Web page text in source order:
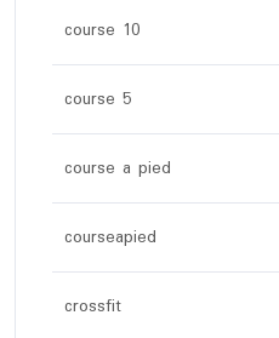
course 10
course 5
course a pied
courseapied
crossfit